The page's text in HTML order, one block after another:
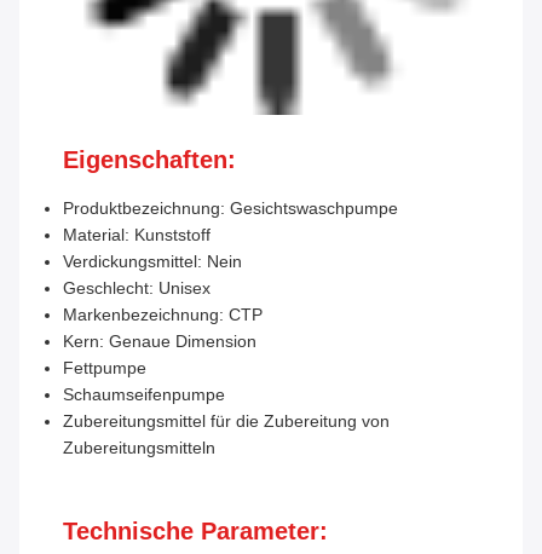
Eigenschaften:
Produktbezeichnung: Gesichtswaschpumpe
Material: Kunststoff
Verdickungsmittel: Nein
Geschlecht: Unisex
Markenbezeichnung: CTP
Kern: Genaue Dimension
Fettpumpe
Schaumseifenpumpe
Zubereitungsmittel für die Zubereitung von
Zubereitungsmitteln
Technische Parameter: